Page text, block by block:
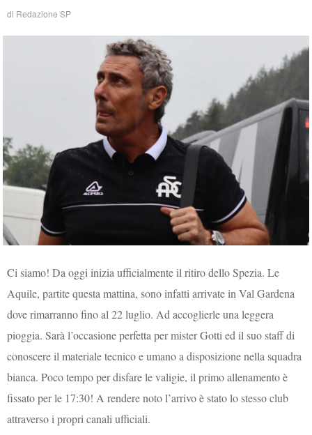
di Redazione SP
Ci siamo! Da oggi inizia ufficialmente il ritiro dello Spezia. Le
Aquile, partite questa mattina, sono infatti arrivate in Val Gardena
dove rimarranno fino al 22 luglio. Ad accoglierle una leggera
pioggia. Sarà l’occasione perfetta per mister Gotti ed il suo staff di
conoscere il materiale tecnico e umano a disposizione nella squadra
bianca. Poco tempo per disfare le valigie, il primo allenamento è
fissato per le 17:30! A rendere noto l’arrivo è stato lo stesso club
attraverso i propri canali ufficiali.